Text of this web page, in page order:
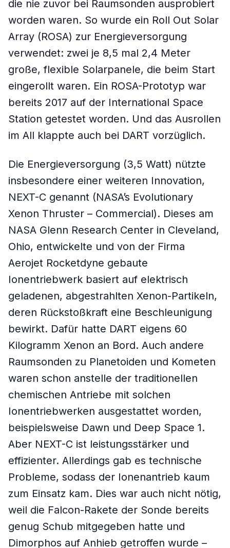
die nie zuvor bei Raumsonden ausprobiert
worden waren. So wurde ein Roll Out Solar
Array (ROSA) zur Energieversorgung
verwendet: zwei je 8,5 mal 2,4 Meter
große, flexible Solarpanele, die beim Start
eingerollt waren. Ein ROSA-Prototyp war
bereits 2017 auf der International Space
Station getestet worden. Und das Ausrollen
im All klappte auch bei DART vorzüglich.
Die Energieversorgung (3,5 Watt) nützte
insbesondere einer weiteren Innovation,
NEXT-C genannt (NASA’s Evolutionary
Xenon Thruster – Commercial). Dieses am
NASA Glenn Research Center in Cleveland,
Ohio, entwickelte und von der Firma
Aerojet Rocketdyne gebaute
Ionentriebwerk basiert auf elektrisch
geladenen, abgestrahlten Xenon-Partikeln,
deren Rückstoßkraft eine Beschleunigung
bewirkt. Dafür hatte DART eigens 60
Kilogramm Xenon an Bord. Auch andere
Raumsonden zu Planetoiden und Kometen
waren schon anstelle der traditionellen
chemischen Antriebe mit solchen
Ionentriebwerken ausgestattet worden,
beispielsweise Dawn und Deep Space 1.
Aber NEXT-C ist leistungsstärker und
effizienter. Allerdings gab es technische
Probleme, sodass der Ionenantrieb kaum
zum Einsatz kam. Dies war auch nicht nötig,
weil die Falcon-Rakete der Sonde bereits
genug Schub mitgegeben hatte und
Dimorphos auf Anhieb getroffen wurde –